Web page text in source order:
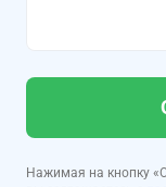
Нажимая на кнопку